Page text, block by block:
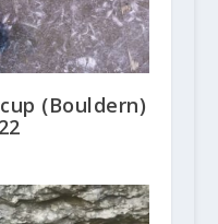
(Bouldern)